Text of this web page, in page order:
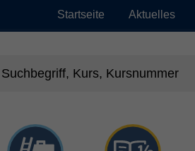
Startseite Aktuelles